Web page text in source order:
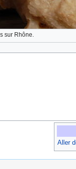
sur Rhône.
Aller